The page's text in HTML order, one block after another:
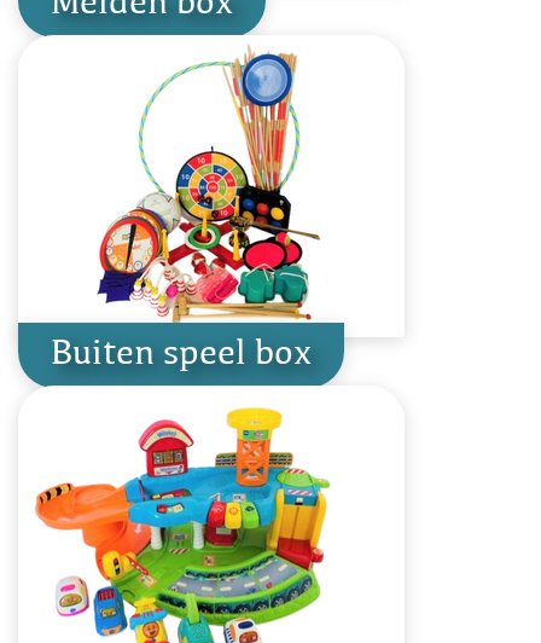
Buiten speel box